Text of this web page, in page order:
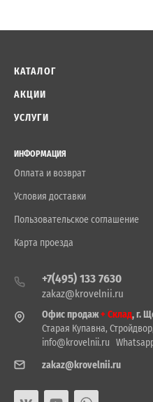
КАТАЛОГ
АКЦИИ
УСЛУГИ
ИНФОРМАЦИЯ
Оплата и возврат
Условия доставки
Пользовательское соглашение
Карта проезда
+7(495) 133 7630
zakaz@krovelnii.ru
Офис продаж+ Склад, г.
Старая Купавна,
info@krovelnii.ru
zakaz@krovelnii.ru